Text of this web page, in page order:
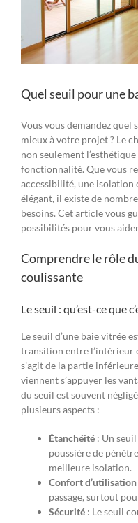
Quel seuil pour une
Vous vous demandez
mieux à votre projet ? Le
non seulement
fonctionnalité. Que vous
accessibilité, une isolation
élégant, il existe de
besoins. Cet article vous
possibilités pour vous
Comprendre le rôle
coulissante
Le seuil : qu’est-ce que
Le seuil d’une baie vitrée
transition entre l’intérieur
s’agit de la partie
viennent s’appuyer les
du seuil est souvent
plusieurs aspects :
Étanchéité : Un
poussière de
meilleure isolation.
Confort d’utilisation
passage, surtout
Sécurité : Le seuil